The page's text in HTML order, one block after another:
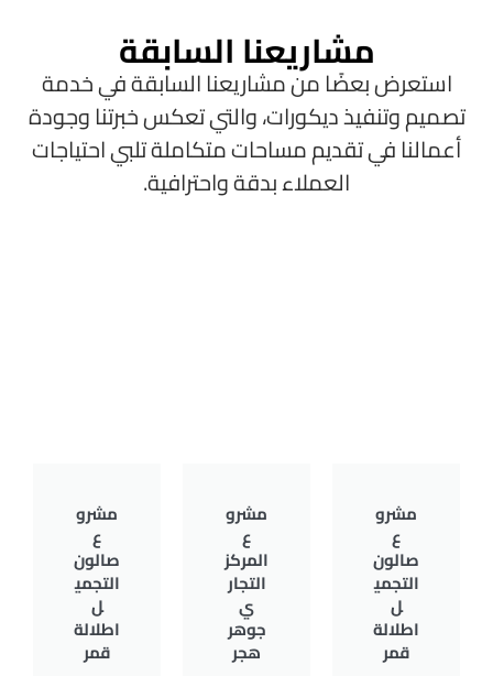
مشاريعنا السابقة
استعرض بعضًا من مشاريعنا السابقة في خدمة
تصميم وتنفيذ ديكورات، والتي تعكس خبرتنا وجودة
أعمالنا في تقديم مساحات متكاملة تلبي احتياجات
العملاء بدقة واحترافية.
مشرو
صالون
التجمي
ل
اطلالة
قمر
مشرو
المركز
التجار
ي
جوهر
هجر
مشرو
صالون
التجمي
ل
اطلالة
قمر